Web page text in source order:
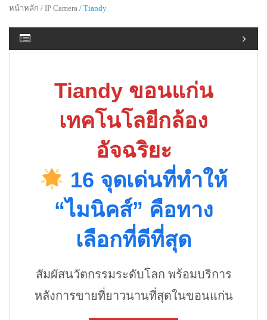
หน้าหลัก / IP Camera / Tiandy
Tiandy ขอนแก่น
เทคโนโลยีกล้อง
อัจฉริยะ
16 จุดเด่นที่ทำให้
“ไมนิคส์” คือทาง
เลือกที่ดีที่สุด
สัมผัสนวัตกรรมระดับโลก พร้อมบริการ
หลังการขายที่ยาวนานที่สุดในขอนแก่น